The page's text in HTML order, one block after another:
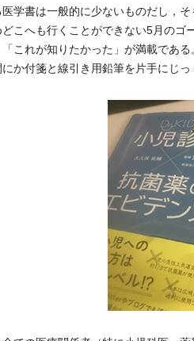
学書は一般的に少ないものだし，
こへも行くことができない5月のゴ
これが知りたかった」が満載であ
か付箋と線引き用鉛筆を片手にじ